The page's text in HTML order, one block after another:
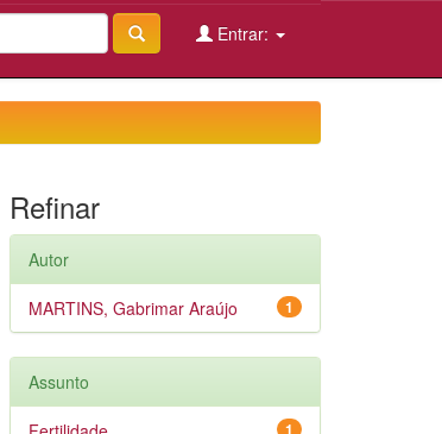
Entrar:
Refinar
Autor
1
MARTINS, Gabrimar Araújo
Assunto
1